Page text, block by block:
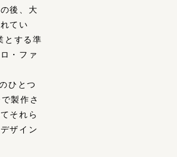
後、大
てい
とする準
・ファ
ひとつ
製作さ
それら
ザイン